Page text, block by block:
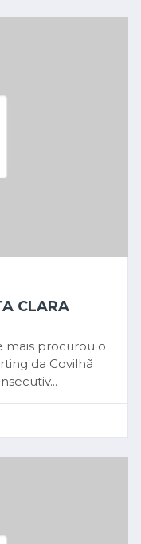
CLARA
mais procurou o
da Covilhã